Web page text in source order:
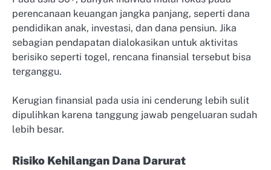
perencanaan keuangan jangka panjang, seperti dana
pendidikan anak, investasi, dan dana pensiun. Jika
sebagian pendapatan dialokasikan untuk aktivitas
berisiko seperti togel, rencana finansial tersebut bisa
terganggu.
Kerugian finansial pada usia ini cenderung lebih sulit
dipulihkan karena tanggung jawab pengeluaran sudah
lebih besar.
Risiko Kehilangan Dana Darurat